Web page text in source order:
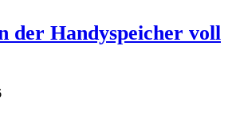
der Handyspeicher voll